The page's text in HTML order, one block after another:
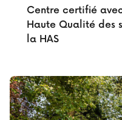
Centre certifié
Haute Qualité des
la HAS